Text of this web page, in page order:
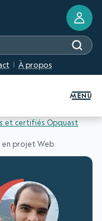
À propos
MENU
et certifiés Opquast
en projet Web